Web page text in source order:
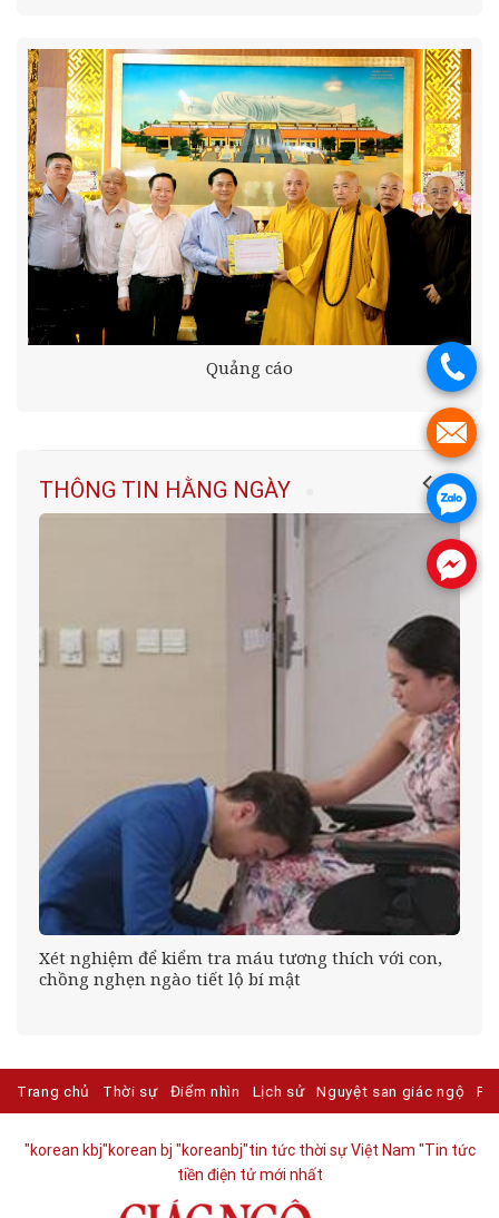
Quảng cáo
THÔNG TIN HẰNG NGÀY
Xét nghiệm để kiểm tra máu tương thích với con,
chồng nghẹn ngào tiết lộ bí mật
Trang chủ Thời sự Điểm nhìn Lịch sử Nguyệt san giác ngộ
"korean kbj​"korean bj "koreanbj​"tin tức thời sự Việt Nam "Tin tức
tiền điện tử mới nhất​
.
.
.
.